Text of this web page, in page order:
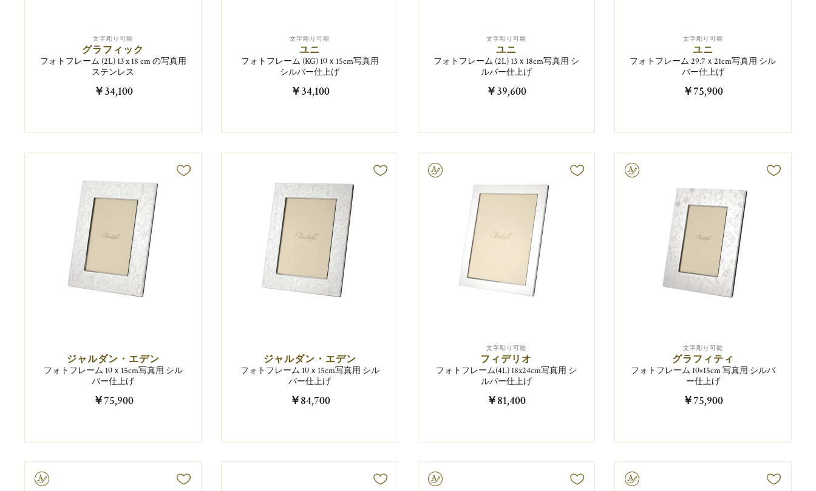
文字彫り可能
グラフィック
フォトフレーム (2L) 13 x 18 cm の写真用
ステンレス
￥34,100
文字彫り可能
ユニ
フォトフレーム (KG) 10ｘ15cm写真用
シルバー仕上げ
￥34,100
文字彫り可能
ユニ
フォトフレーム (2L) 13ｘ18cm写真用 シ
ルバー仕上げ
￥39,600
文字彫り可能
ユニ
フォトフレーム 29.7ｘ21cm写真用 シル
バー仕上げ
￥75,900
ジャルダン・エデン
フォトフレーム 10ｘ15cm写真用 シル
バー仕上げ
￥75,900
ジャルダン・エデン
フォトフレーム 10ｘ15cm写真用 シル
バー仕上げ
￥84,700
文字彫り可能
文字彫り可能
フィデリオ
フォトフレーム(4L) 18x24cm写真用 シ
ルバー仕上げ
￥81,400
文字彫り可能
文字彫り可能
グラフィティ
フォトフレーム 10×15cm 写真用 シルバ
ー仕上げ
￥75,900
文字彫り可能 文字彫り可能